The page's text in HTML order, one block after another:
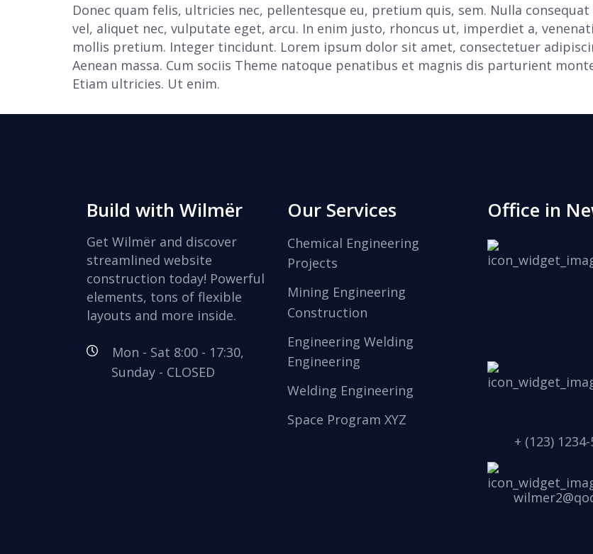
Donec quam felis, ultricies nec, pellentesque eu, pretium quis, sem. Nulla
vel, aliquet nec, vulputate eget, arcu. In enim justo, rhoncus ut, imperdiet a,
mollis pretium. Integer tincidunt. Lorem ipsum dolor sit amet, consectetuer
Aenean massa. Cum sociis Theme natoque penatibus et magnis dis parturient
Etiam ultricies. Ut enim.
Build with Wilmër
Get Wilmër and discover
streamlined website
construction today! Powerful
elements, tons of flexible
layouts and more inside.
Mon - Sat 8:00 - 17:30,
Sunday - CLOSED
Our Services
Chemical Engineering
Projects
Mining Engineering
Construction
Engineering Welding
Engineering
Welding Engineering
Space Program XYZ
Office in
+ (123)